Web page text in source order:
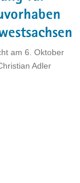
am 6. Oktober
Adler